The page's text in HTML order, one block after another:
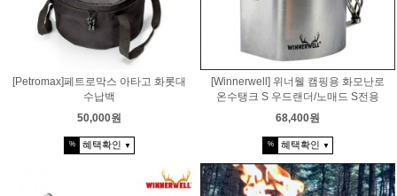
[Petromax]페트로막스 아타고 화롯대
수납백
50,000원
% 혜택확인 ▼
[Winnerwell] 위너웰 캠핑용 화모난로
온수탱크 S 우드랜더/노매드 S전용
68,400원
% 혜택확인 ▼